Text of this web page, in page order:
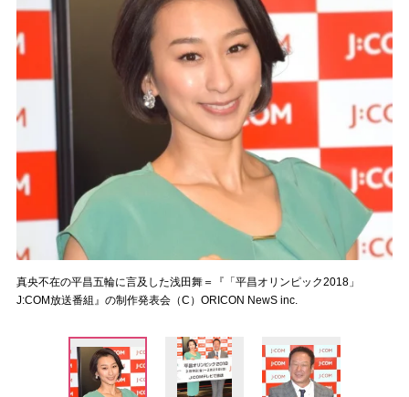
真央不在の平昌五輪に言及した浅田舞＝『「平昌オリンピック2018」
J:COM放送番組』の制作発表会（C）ORICON NewS inc.